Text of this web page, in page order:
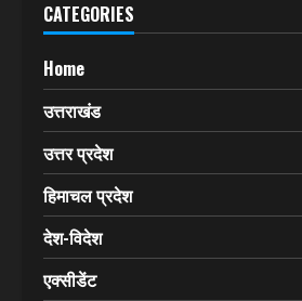
CATEGORIES
Home
उत्तराखंड
उत्तर प्रदेश
हिमाचल प्रदेश
देश-विदेश
एक्सीडेंट